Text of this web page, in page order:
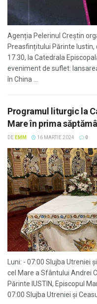
Agenția Pelerinul Creștin
Preasfințitului Părinte
17.30, la Catedrala
eveniment de suflet:
în China ...
Programul liturgic la
Mare în prima
DE EMM 16 MARTIE 2024 0
Luni: - 07:00 Slujba Utreniei
cel Mare a Sfântului Andrei
Părinte IUSTIN, Episcopul
07:00 Slujba Utreniei şi